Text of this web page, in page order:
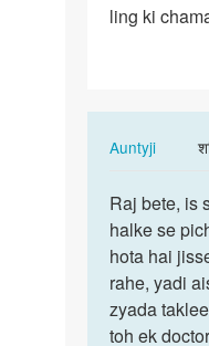
ling
ling ki
AuntyjiIn
to
ling
ki
kaise
piche…
Raj
bete,
is
skin
ko
nahate…
Raj bete, is
halke se
hota hai
rahe, yadi
zyada
toh ek